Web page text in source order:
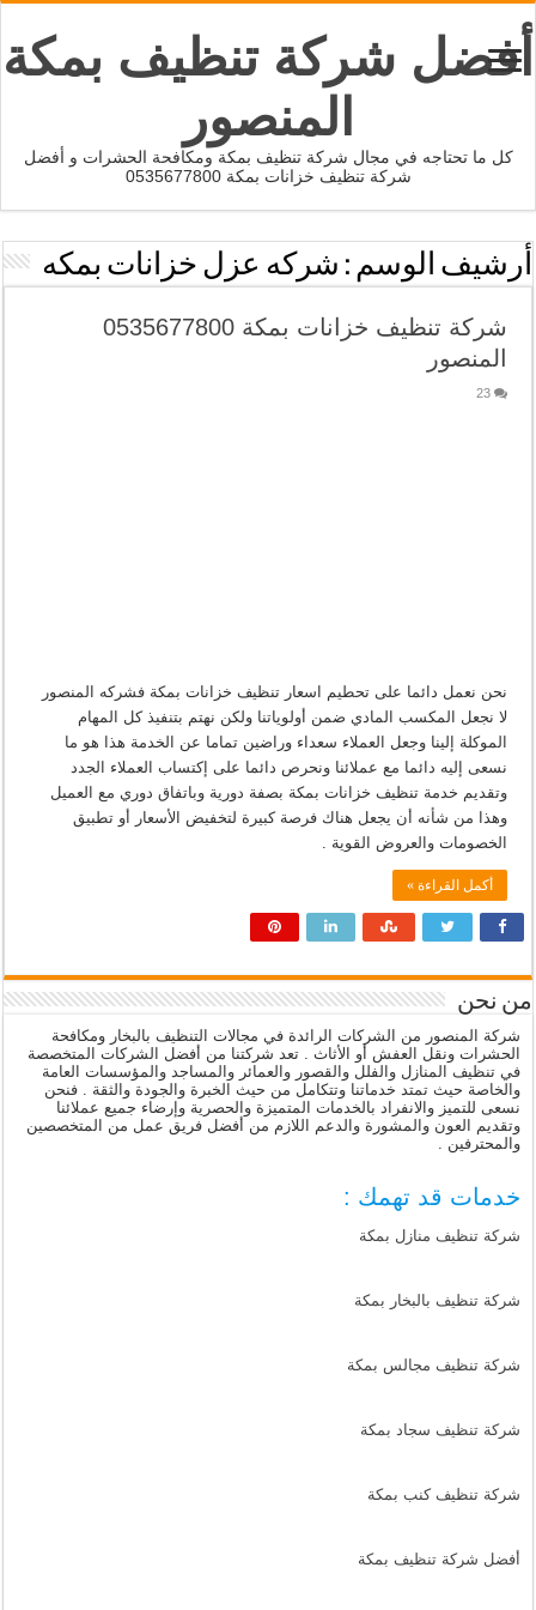
أفضل شركة تنظيف بمكة
المنصور
كل ما تحتاجه في مجال شركة تنظيف بمكة ومكافحة الحشرات و أفضل
شركة تنظيف خزانات بمكة 0535677800
أرشيف الوسم : شركه عزل خزانات بمكه
شركة تنظيف خزانات بمكة 0535677800
المنصور
23
نحن نعمل دائما على تحطيم اسعار تنظيف خزانات بمكة فشركه المنصور
لا نجعل المكسب المادي ضمن أولوياتنا ولكن نهتم بتنفيذ كل المهام
الموكلة إلينا وجعل العملاء سعداء وراضين تماما عن الخدمة هذا هو ما
نسعى إليه دائما مع عملائنا ونحرص دائما على إكتساب العملاء الجدد
وتقديم خدمة تنظيف خزانات بمكة بصفة دورية وباتفاق دوري مع العميل
وهذا من شأنه أن يجعل هناك فرصة كبيرة لتخفيض الأسعار أو تطبيق
الخصومات والعروض القوية .
أكمل القراءة »
من نحن
شركة المنصور من الشركات الرائدة في مجالات التنظيف بالبخار ومكافحة
الحشرات ونقل العفش أو الأثاث . تعد شركتنا من أفضل الشركات المتخصصة
في تنظيف المنازل والفلل والقصور والعمائر والمساجد والمؤسسات العامة
والخاصة حيث تمتد خدماتنا وتتكامل من حيث الخبرة والجودة والثقة . فنحن
نسعى للتميز والانفراد بالخدمات المتميزة والحصرية وإرضاء جميع عملائنا
وتقديم العون والمشورة والدعم اللازم من أفضل فريق عمل من المتخصصين
والمحترفين .
خدمات قد تهمك :
شركة تنظيف منازل بمكة
شركة تنظيف بالبخار بمكة
شركة تنظيف مجالس بمكة
شركة تنظيف سجاد بمكة
شركة تنظيف كنب بمكة
أفضل شركة تنظيف بمكة